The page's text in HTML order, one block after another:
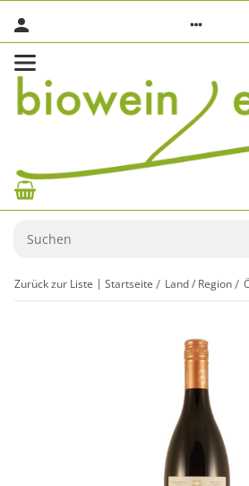
Zurück zur Liste Startseite Land / Region